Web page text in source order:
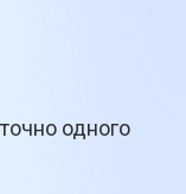
одного